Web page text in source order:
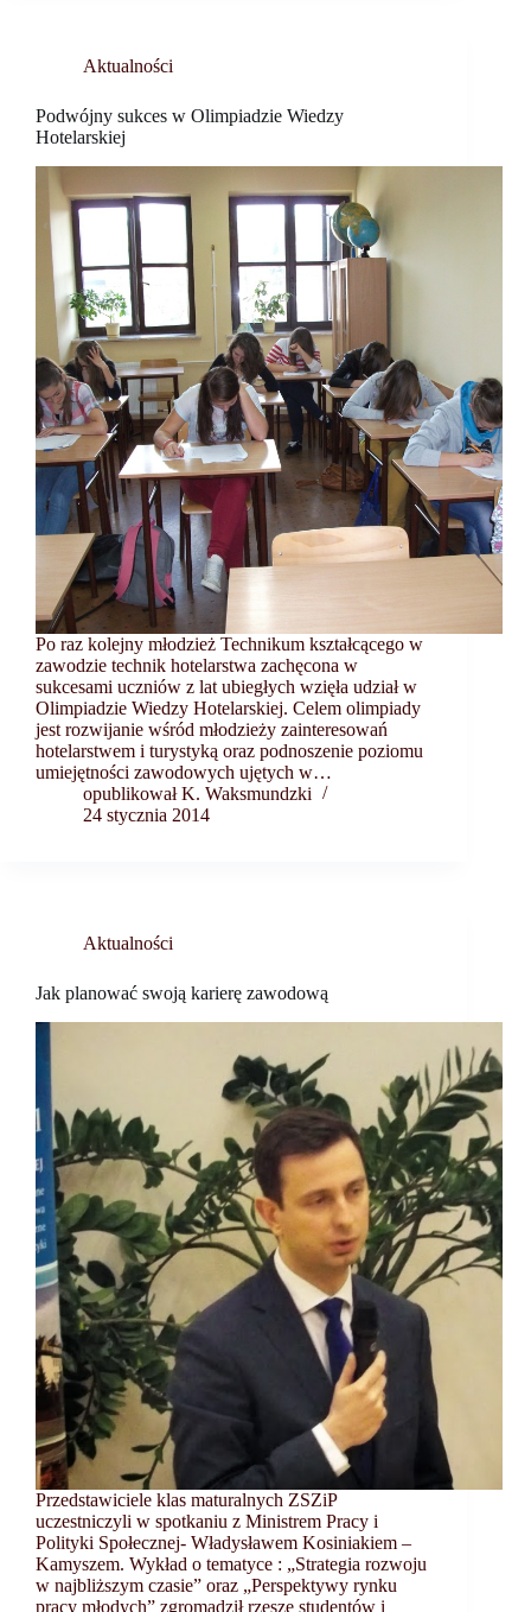
Aktualności
Podwójny sukces w Olimpiadzie Wiedzy
Hotelarskiej
Po raz kolejny młodzież Technikum kształcącego w
zawodzie technik hotelarstwa zachęcona w
sukcesami uczniów z lat ubiegłych wzięła udział w
Olimpiadzie Wiedzy Hotelarskiej. Celem olimpiady
jest rozwijanie wśród młodzieży zainteresowań
hotelarstwem i turystyką oraz podnoszenie poziomu
umiejętności zawodowych ujętych w…
opublikował K. Waksmundzki
24 stycznia 2014
Aktualności
Jak planować swoją karierę zawodową
Przedstawiciele klas maturalnych ZSZiP
uczestniczyli w spotkaniu z Ministrem Pracy i
Polityki Społecznej- Władysławem Kosiniakiem –
Kamyszem. Wykład o tematyce : „Strategia rozwoju
w najbliższym czasie” oraz „Perspektywy rynku
pracy młodych” zgromadził rzesze studentów i